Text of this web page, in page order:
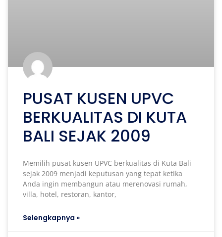
PUSAT KUSEN UPVC
BERKUALITAS DI KUTA
BALI SEJAK 2009
Memilih pusat kusen UPVC berkualitas di Kuta Bali
sejak 2009 menjadi keputusan yang tepat ketika
Anda ingin membangun atau merenovasi rumah,
villa, hotel, restoran, kantor,
Selengkapnya »